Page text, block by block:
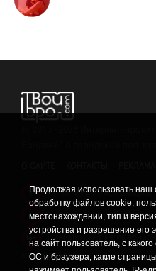
Продолжая использовать наш
обработку файлов cookie,
местонахождении, тип и
устройства и разрешение его
на сайт пользователь, с
ОС и браузера, какие
! Политика
! Информация о
Данный сайт не
младше 16 лет.